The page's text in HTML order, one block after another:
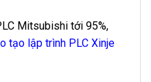
Mitsubishi tới 95%,
tạo lập trình PLC Xinje